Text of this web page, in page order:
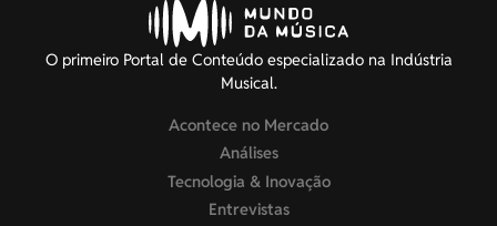
O primeiro Portal de Conteúdo especializado na Indústria
Musical.
Acontece no Mercado
Análises
Tecnologia & Inovação
Entrevistas